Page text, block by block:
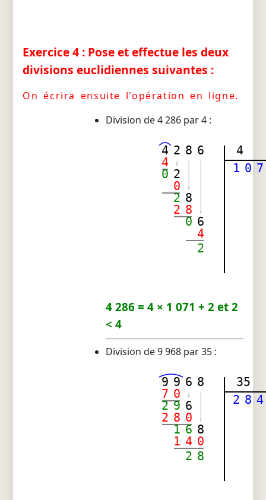
Exercice 4 : Pose et effectue les deux
divisions euclidiennes suivantes :
On écrira ensuite l'opération en ligne.
Division de 4 286 par 4 :
4 2 8 6
4
1 0 7
4
2
0
0
8
2
8
2
6
0
4
2
4 286 = 4 × 1 071 + 2 et 2
< 4
Division de 9 968 par 35 :
9 9 6 8
35
2 8 4
0
7
6
9
2
0
8
2
8
6
1
0
4
1
8
2